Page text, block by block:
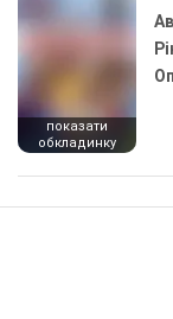
показати
обкладинку